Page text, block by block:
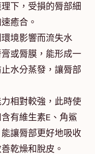
下，受損的脣部細
癒合。
境影響而流失水
或脣膜，能形成一
水分蒸發，讓脣部
相對較強，此時使
有維生素E、角鯊
讓脣部更好地吸收
乾燥和脫皮。